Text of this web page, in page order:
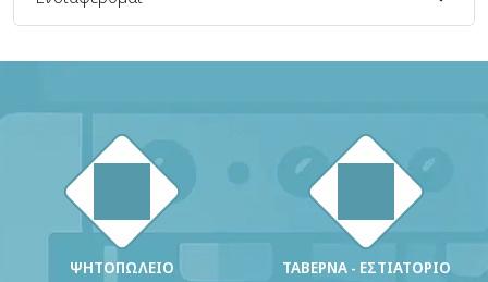
ΨΗΤΟΠΩΛΕΙΟ ΤΑΒΕΡΝΑ - ΕΣΤΙΑΤΟΡΙΟ